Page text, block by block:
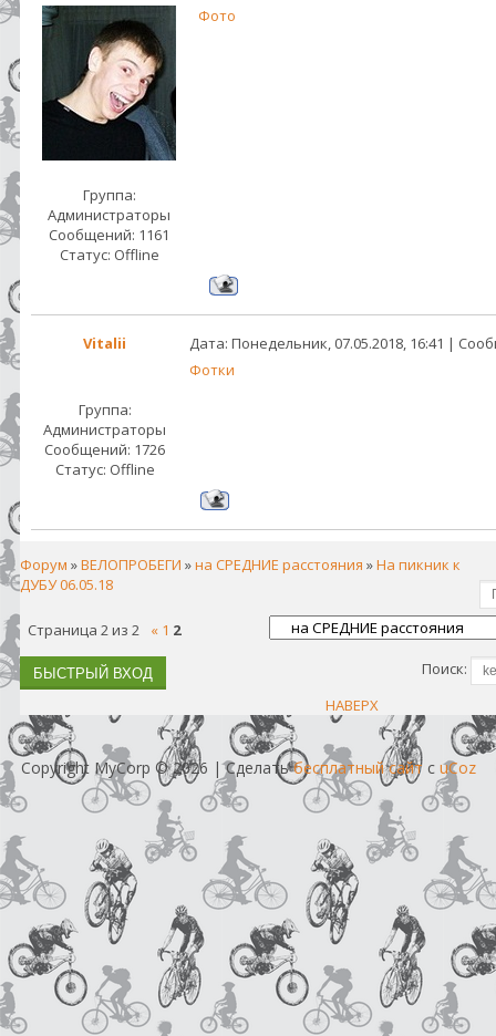
Группа:
Администраторы
Сообщений: 1161
Статус: Offline
Фото
Vitalii Дата: Понедельник, 07.05.2018, 16:41 |
Группа:
Администраторы
Сообщений: 1726
Статус: Offline
Фотки
Форум »ВЕЛОПРОБЕГИ »на СРЕДНИЕ расстояния »На пикник к
ДУБУ 06.05.18
Страница 2из 2 « 1 2
Поиск:
НАВЕРХ
Copyright MyCorp © 2026 |Сделатьбесплатный сайтс uCoz